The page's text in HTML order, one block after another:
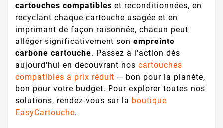
cartouches compatibles et reconditionnées, en
recyclant chaque cartouche usagée et en
imprimant de façon raisonnée, chacun peut
alléger significativement son empreinte
carbone cartouche. Passez à l'action dès
aujourd'hui en découvrant nos cartouches
compatibles à prix réduit — bon pour la planète,
bon pour votre budget. Pour explorer toutes nos
solutions, rendez-vous sur la boutique
EasyCartouche.